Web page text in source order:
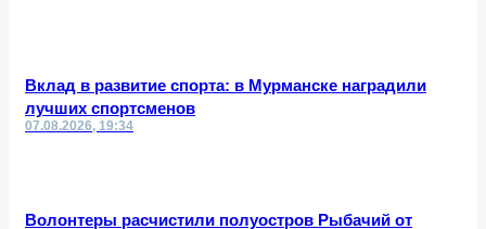
Вклад в развитие спорта: в Мурманске наградили
лучших спортсменов
07.08.2026, 19:34
Волонтеры расчистили полуостров Рыбачий от